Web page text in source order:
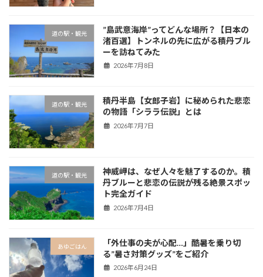
道の駅・観光
”島武意海岸”ってどんな場所？【日本の
渚百選】トンネルの先に広がる積丹ブル
ーを訪ねてみた
2026年7月8日
道の駅・観光
積丹半島【女郎子岩】に秘められた悲恋
の物語「シララ伝説」とは
2026年7月7日
道の駅・観光
神威岬は、なぜ人々を魅了するのか。積
丹ブルーと悲恋の伝説が残る絶景スポッ
ト完全ガイド
2026年7月4日
あゆごはん
「外仕事の夫が心配…」酷暑を乗り切
る”暑さ対策グッズ”をご紹介
2026年6月24日